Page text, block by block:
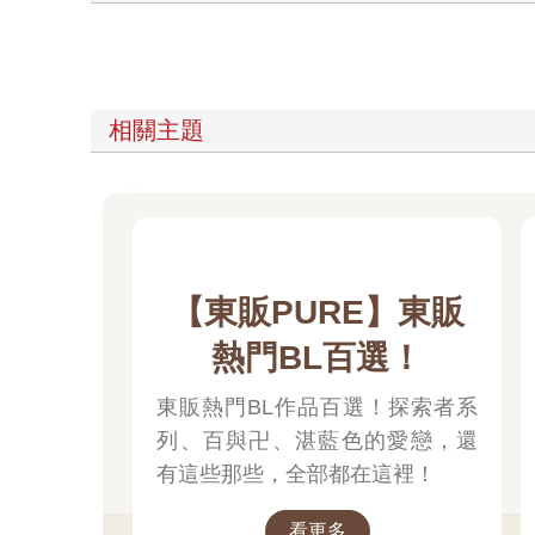
相關主題
【東販PURE】東販
熱門BL百選！
東販熱門BL作品百選！探索者系
列、百與卍、湛藍色的愛戀，還
有這些那些，全部都在這裡！